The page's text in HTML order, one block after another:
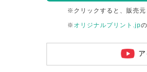
※クリックすると、販売
※ オリジナルプリント.jp